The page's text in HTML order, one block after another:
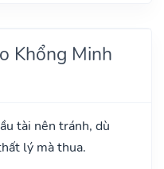
Khổng Minh
tài nên tránh, dù
lý mà thua.